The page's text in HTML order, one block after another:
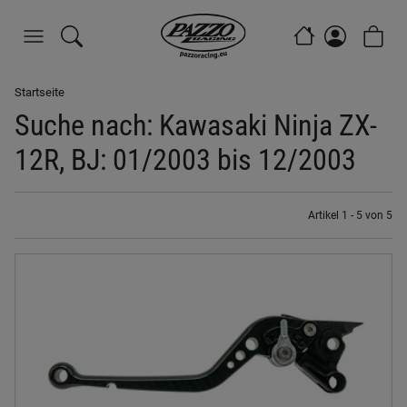
Startseite
Suche nach: Kawasaki Ninja ZX-
12R, BJ: 01/2003 bis 12/2003
Artikel 1 - 5 von 5